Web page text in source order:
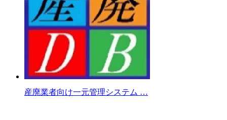
産廃業者向け一元管理システム …